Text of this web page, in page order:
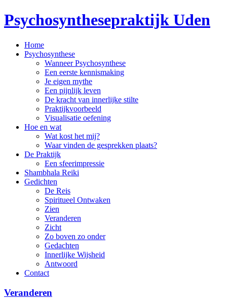
Psychosynthesepraktijk Uden
Home
Psychosynthese
Wanneer Psychosynthese
Een eerste kennismaking
Je eigen mythe
Een pijnlijk leven
De kracht van innerlijke stilte
Praktijkvoorbeeld
Visualisatie oefening
Hoe en wat
Wat kost het mij?
Waar vinden de gesprekken plaats?
De Praktijk
Een sfeerimpressie
Shambhala Reiki
Gedichten
De Reis
Spiritueel Ontwaken
Zien
Veranderen
Zicht
Zo boven zo onder
Gedachten
Innerlijke Wijsheid
Antwoord
Contact
Veranderen